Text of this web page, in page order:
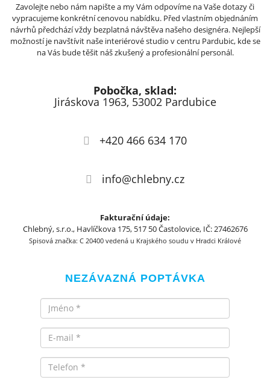
Zavolejte nebo nám napište a my Vám odpovíme na Vaše dotazy či
vypracujeme konkrétní cenovou nabídku. Před vlastním objednáním
návrhů předchází vždy bezplatná návštěva našeho designéra. Nejlepší
možností je navštívit naše interiérové studio v centru Pardubic, kde se
na Vás bude těšit náš zkušený a profesionální personál.
Pobočka, sklad:
Jiráskova 1963, 53002 Pardubice
+420 466 634 170
info@chlebny.cz
Fakturační údaje:
Chlebný, s.r.o., Havlíčkova 175, 517 50 Častolovice, IČ: 27462676
Spisová značka: C 20400 vedená u Krajského soudu v Hradci Králové
NEZÁVAZNÁ POPTÁVKA